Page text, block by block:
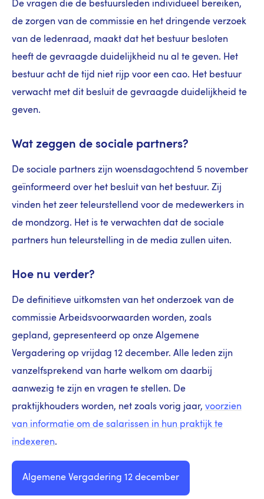
De vragen die de bestuursleden individueel bereiken,
de zorgen van de commissie en het dringende verzoek
van de ledenraad, maakt dat het bestuur besloten
heeft de gevraagde duidelijkheid nu al te geven. Het
bestuur acht de tijd niet rijp voor een cao. Het bestuur
verwacht met dit besluit de gevraagde duidelijkheid te
geven.
Wat zeggen de sociale partners?
De sociale partners zijn woensdagochtend 5 november
geïnformeerd over het besluit van het bestuur. Zij
vinden het zeer teleurstellend voor de medewerkers in
de mondzorg. Het is te verwachten dat de sociale
partners hun teleurstelling in de media zullen uiten.
Hoe nu verder?
De definitieve uitkomsten van het onderzoek van de
commissie Arbeidsvoorwaarden worden, zoals
gepland, gepresenteerd op onze Algemene
Vergadering op vrijdag 12 december. Alle leden zijn
vanzelfsprekend van harte welkom om daarbij
aanwezig te zijn en vragen te stellen. De
praktijkhouders worden, net zoals vorig jaar, voorzien
van informatie om de salarissen in hun praktijk te
indexeren.
Algemene Vergadering 12 december